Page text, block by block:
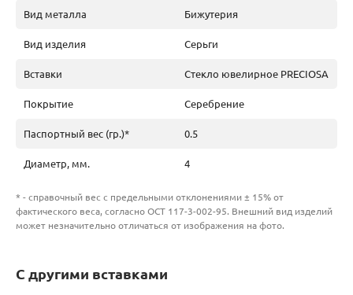
Вид металла Бижутерия
Вид изделия Серьги
Вставки Стекло ювелирное PRECIOSA
Покрытие Серебрение
Паспортный вес (гр.)* 0.5
Диаметр, мм. 4
* - справочный вес с предельными отклонениями ± 15% от
фактического веса, согласно ОСТ 117-3-002-95. Внешний вид изделий
может незначительно отличаться от изображения на фото.
С другими вставками